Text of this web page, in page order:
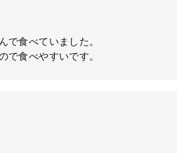
食べていました。
食べやすいです。